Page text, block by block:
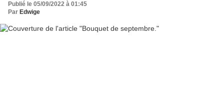
Publié le 05/09/2022 à 01:45
Par Edwige